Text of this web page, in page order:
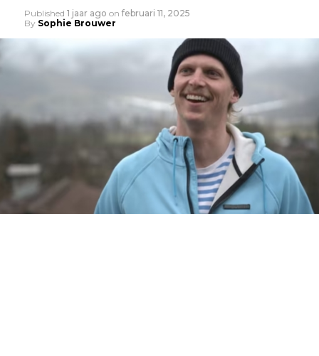
Published 1 jaar ago on februari 11, 2025
By Sophie Brouwer